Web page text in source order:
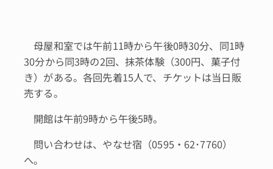
母屋和室では午前11時から午後0時30分、同1時
30分から同3時の2回、抹茶体験（300円、菓子付
き）がある。各回先着15人で、チケットは当日販
売する。
開館は午前9時から午後5時。
問い合わせは、やなせ宿（0595・62･7760）
へ。